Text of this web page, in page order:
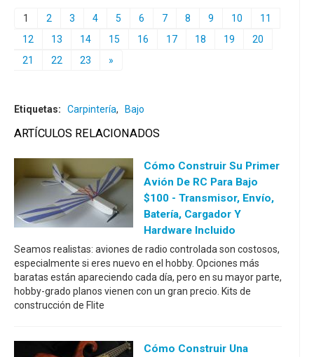
1 2 3 4 5 6 7 8 9 10
11
12
13 14 15 16 17 18 19
20
21
22 23 »
Etiquetas: Carpintería, Bajo
ARTÍCULOS RELACIONADOS
Cómo Construir Su Primer
Avión De RC Para Bajo
$100 - Transmisor, Envío,
Batería, Cargador Y
Hardware Incluido
Seamos realistas: aviones de radio controlada son costosos,
especialmente si eres nuevo en el hobby. Opciones más
baratas están apareciendo cada día, pero en su mayor parte,
hobby-grado planos vienen con un gran precio. Kits de
construcción de Flite
Cómo Construir Una